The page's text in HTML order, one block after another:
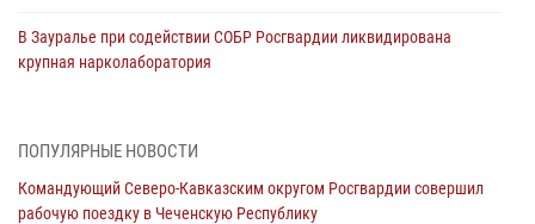
В Зауралье при содействии СОБР Росгвардии ликвидирована
крупная нарколаборатория
В Москве росгвардейцы задержали троих мужчин, устроивших
06 августа 2026, 11:20
ПОПУЛЯРНЫЕ НОВОСТИ
Командующий Северо-Кавказским округом Росгвардии совершил
рабочую поездку в Чеченскую Республику